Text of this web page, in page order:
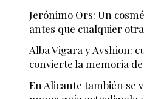
Jerónimo Ors: Un
antes que cualquier
Alba Vigara y Avshion:
convierte la memoria
En Alicante también se